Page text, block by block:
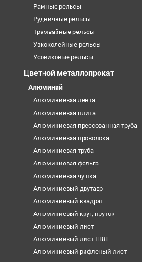
Рамные рельсы
Рудничные рельсы
Трамвайные рельсы
Узкоколейные рельсы
Усовиковые рельсы
Цветной металлопрокат
Алюминий
Алюминиевая лента
Алюминиевая плита
Алюминиевая прессованная труба
Алюминиевая проволока
Алюминиевая труба
Алюминиевая фольга
Алюминиевая чушка
Алюминиевый двутавр
Алюминиевый квадрат
Алюминиевый круг, пруток
Алюминиевый лист
Алюминиевый лист ПВЛ
Алюминиевый рифленый лист